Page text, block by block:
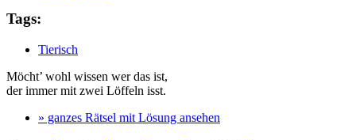
Tags:
Tierisch
Möcht’ wohl wissen wer das ist,
der immer mit zwei Löffeln isst.
» ganzes Rätsel mit Lösung ansehen